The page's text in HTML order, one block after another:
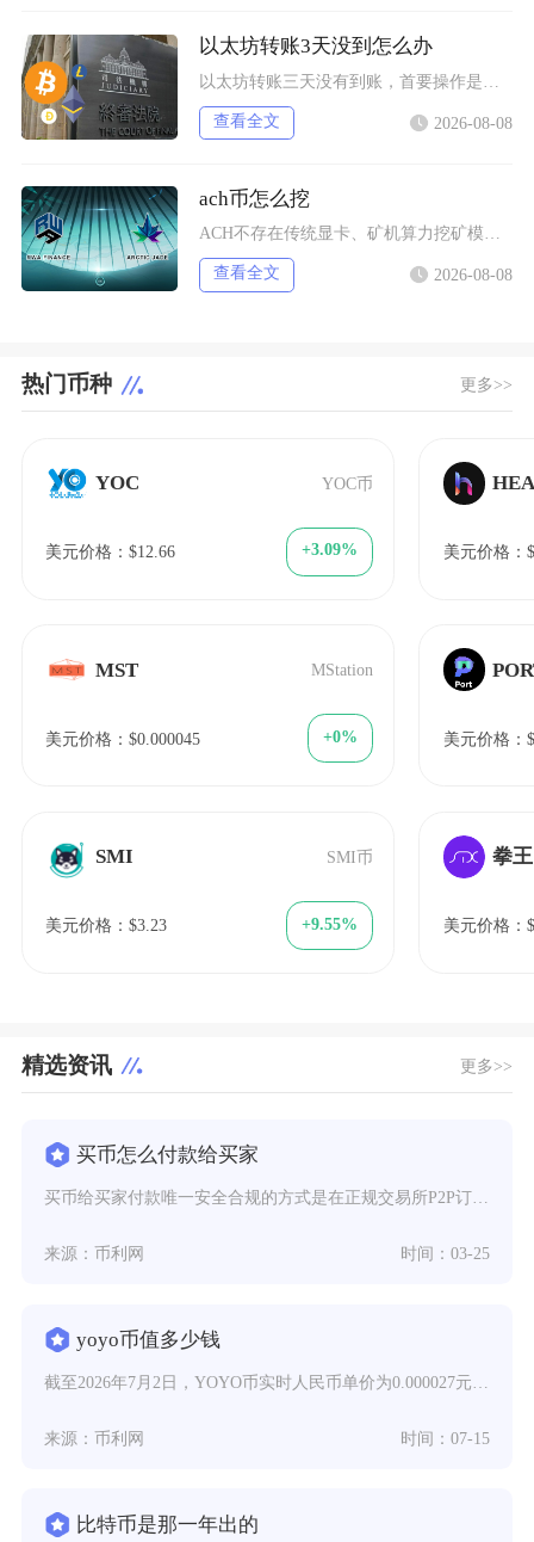
以太坊转账3天没到怎么办
查看全文 2026-08-08
ach币怎么挖
ACH不存在传统显卡、矿机算力挖矿模式，目前主流获取新增ACH的挖矿方式分为生态行为挖矿、
查看全文 2026-08-08
热门币种 更多>>
YOC YOC币
美元价格：$12.66 +3.09%
MST MStation
美元价格：$0.000045 +0%
SMI SMI币
美元价格：$3.23 +9.55%
美元价格：
美元价格：
拳王
美元价格：
精选资讯 更多>>
买币怎么付款给买家
买币给买家付款唯一安全合规的方式是在正规交易所P2P订单内，使用本人实名账户按页面展示的收
来源：币利网 时间：03-25
yoyo币值多少钱
截至2026年7月2日，YOYO币实时人民币单价为0.000027元，折合美元约0.000
来源：币利网 时间：07-15
比特币是那一年出的